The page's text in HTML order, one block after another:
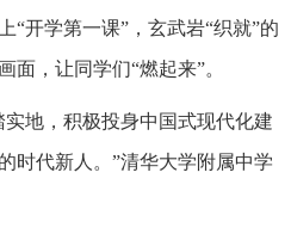
“开学第一课”，玄武岩“织就”的
面，让同学们“燃起来”。
地，积极投身中国式现代化建
时代新人。”清华大学附属中学